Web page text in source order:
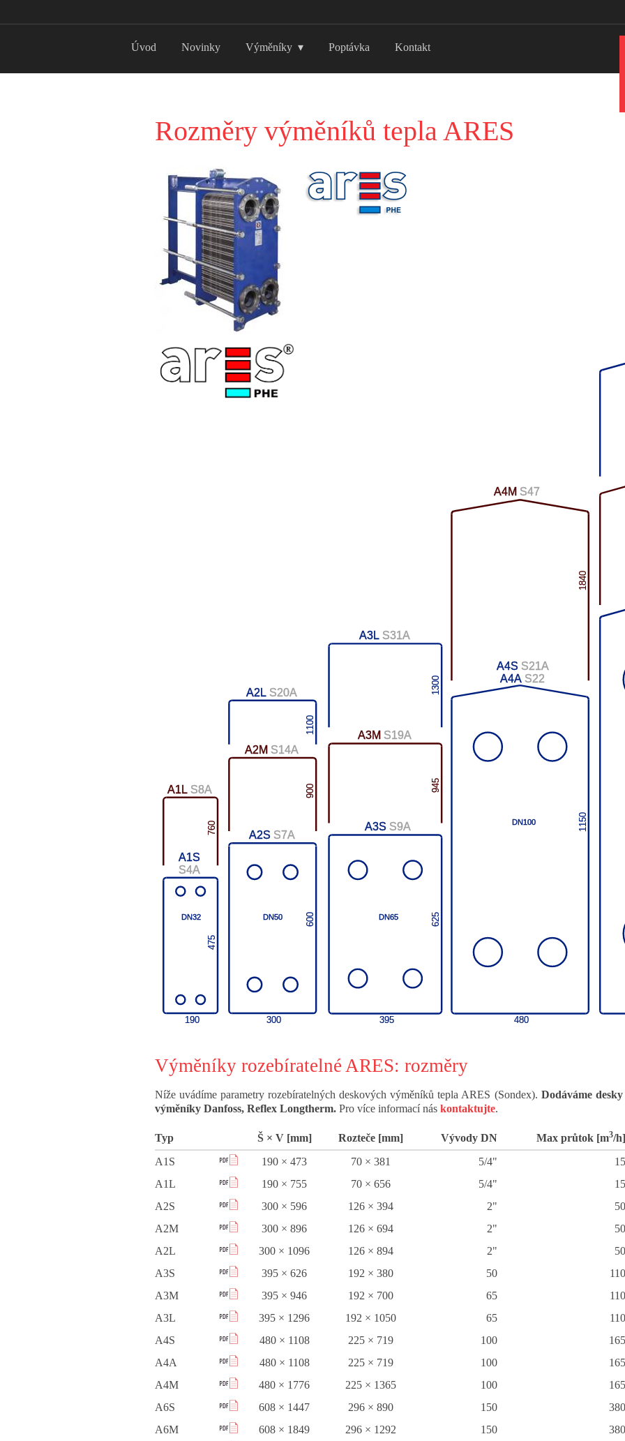
Úvod Novinky Výměníky Poptávka Kontakt
Rozměry výměníků tepla ARES
Výměníky rozebíratelné ARES: rozměry
Níže uvádíme parametry rozebíratelných deskových výměníků tepla ARES (Sondex). Dodáváme
výměníky Danfoss, Reflex Longtherm. Pro více informací nás kontaktujte.
Typ Š × V [mm] Rozteče [mm] Vývody DN Max průtok [m3/h]
A1S
190 × 473 70 × 381 5/4"
15
A1L
190 × 755 70 × 656 5/4"
15
A2S
300 × 596 126 × 394 2"
50
A2M
300 × 896 126 × 694 2"
50
A2L
300 × 1096 126 × 894 2"
50
A3S
395 × 626 192 × 380 50
110
A3M
395 × 946 192 × 700 65
110
A3L
395 × 1296 192 × 1050 65
110
A4S
480 × 1108 225 × 719 100
165
A4A
480 × 1108 225 × 719 100
165
A4M
480 × 1776 225 × 1365 100
165
A6S
608 × 1447 296 × 890 150
380
A6M
608 × 1849 296 × 1292 150
380